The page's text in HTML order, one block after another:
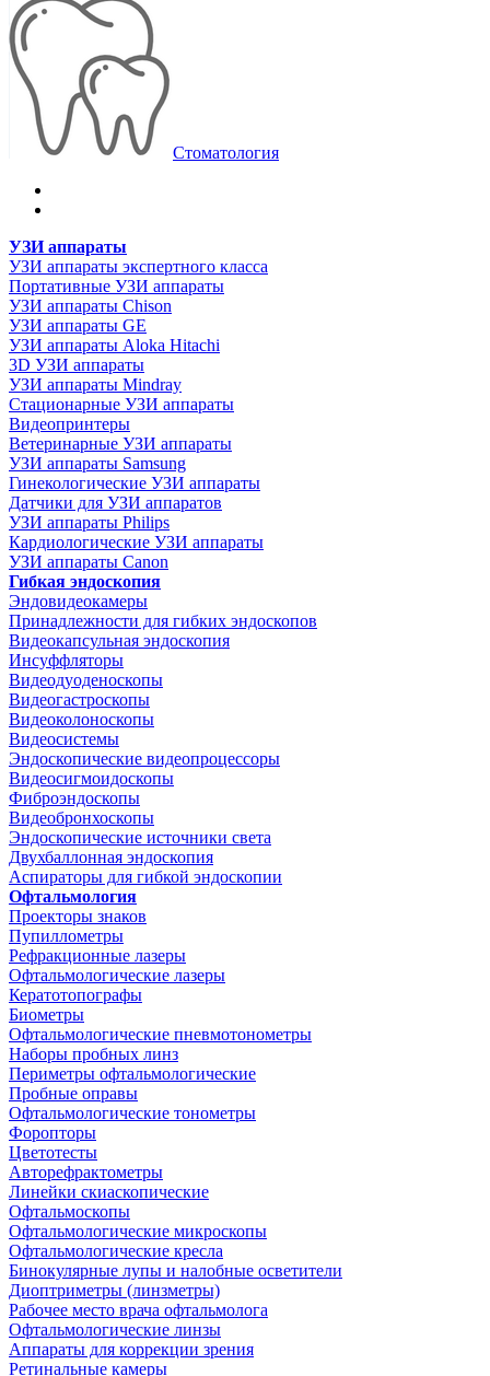
Стоматология
УЗИ аппараты
УЗИ аппараты экспертного класса
Портативные УЗИ аппараты
УЗИ аппараты Chison
УЗИ аппараты GE
УЗИ аппараты Aloka Hitachi
3D УЗИ аппараты
УЗИ аппараты Mindray
Стационарные УЗИ аппараты
Видеопринтеры
Ветеринарные УЗИ аппараты
УЗИ аппараты Samsung
Гинекологические УЗИ аппараты
Датчики для УЗИ аппаратов
УЗИ аппараты Philips
Кардиологические УЗИ аппараты
УЗИ аппараты Canon
Гибкая эндоскопия
Эндовидеокамеры
Принадлежности для гибких эндоскопов
Видеокапсульная эндоскопия
Инсуффляторы
Видеодуоденоскопы
Видеогастроскопы
Видеоколоноскопы
Видеосистемы
Эндоскопические видеопроцессоры
Видеосигмоидоскопы
Фиброэндоскопы
Видеобронхоскопы
Эндоскопические источники света
Двухбаллонная эндоскопия
Аспираторы для гибкой эндоскопии
Офтальмология
Проекторы знаков
Пупиллометры
Рефракционные лазеры
Офтальмологические лазеры
Кератотопографы
Биометры
Офтальмологические пневмотонометры
Наборы пробных линз
Периметры офтальмологические
Пробные оправы
Офтальмологические тонометры
Форопторы
Цветотесты
Авторефрактометры
Линейки скиаскопические
Офтальмоскопы
Офтальмологические микроскопы
Офтальмологические кресла
Бинокулярные лупы и налобные осветители
Диоптриметры (линзметры)
Рабочее место врача офтальмолога
Офтальмологические линзы
Аппараты для коррекции зрения
Ретинальные камеры